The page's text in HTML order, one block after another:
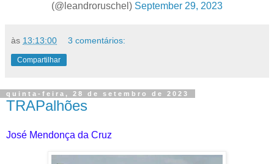
(@leandroruschel) September 29, 2023
às 13:13:00 3 comentários:
Compartilhar
quinta-feira, 28 de setembro de 2023
TRAPalhões
José Mendonça da Cruz